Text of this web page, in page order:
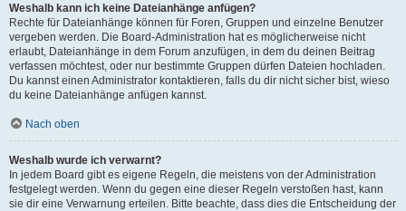
Weshalb kann ich keine Dateianhänge anfügen?
Rechte für Dateianhänge können für Foren, Gruppen und einzelne Benutzer
vergeben werden. Die Board-Administration hat es möglicherweise nicht
erlaubt, Dateianhänge in dem Forum anzufügen, in dem du deinen Beitrag
verfassen möchtest, oder nur bestimmte Gruppen dürfen Dateien hochladen.
Du kannst einen Administrator kontaktieren, falls du dir nicht sicher bist, wieso
du keine Dateianhänge anfügen kannst.
Nach oben
Weshalb wurde ich verwarnt?
In jedem Board gibt es eigene Regeln, die meistens von der Administration
festgelegt werden. Wenn du gegen eine dieser Regeln verstoßen hast, kann
sie dir eine Verwarnung erteilen. Bitte beachte, dass dies die Entscheidung der